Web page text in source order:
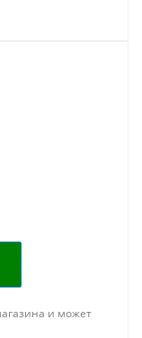
и может